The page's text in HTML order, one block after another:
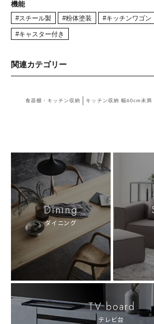
機能
#スチール製 #粉体塗装 #キッチンワゴン
#キャスター付き
関連カテゴリー
食器棚・キッチン収納 キッチン収納 幅60cm未満
Dining
ダイニング
TV board
テレビ台